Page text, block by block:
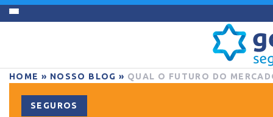
HOME » NOSSO BLOG » QUAL O FUTURO DO
SEGUROS